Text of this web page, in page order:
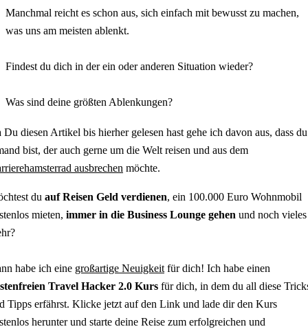
Manchmal reicht es schon aus, sich einfach mit bewusst zu machen,
was uns am meisten ablenkt.
Findest du dich in der ein oder anderen Situation wieder?
Was sind deine größten Ablenkungen?
Du diesen Artikel bis hierher gelesen hast gehe ich davon aus, dass du
bist, der auch gerne um die Welt reisen und aus dem
ausbrechen möchte.
du auf Reisen Geld verdienen, ein 100.000 Euro Wohnmobil
mieten, immer in die Business Lounge gehen und noch vieles
habe ich eine großartige Neuigkeit für dich! Ich habe einen
Travel Hacker 2.0 Kurs für dich, in dem du all diese
Tipps erfährst. Klicke jetzt auf den Link und lade dir den Kurs
herunter und starte deine Reise zum erfolgreichen und